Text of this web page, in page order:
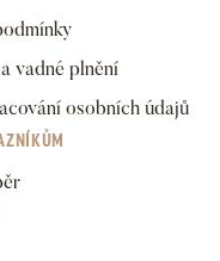
vadné plnění
osobních údajů